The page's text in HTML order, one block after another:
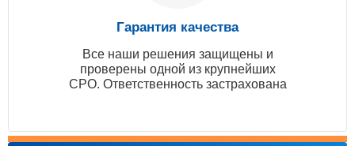
Гарантия качества
Все наши решения защищены и
проверены одной из крупнейших
СРО. Ответственность застрахована